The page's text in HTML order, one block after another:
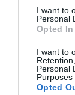
I want to
Personal
Opted In
I want to
Personal
Purposes
Opted
Трансфер из/до
Панорамный вид
Семейные